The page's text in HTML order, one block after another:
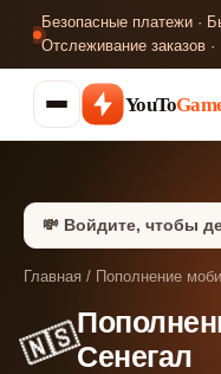
Безопасные платежи ·
Отслеживание заказов
YouTo
💸 Войдите, чтобы
Главная / Пополнение
🇸🇳Сенегал